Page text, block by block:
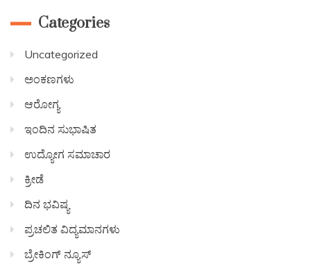
Categories
Uncategorized
ಅಂಕಣಗಳು
ಆರೋಗ್ಯ
ಇಂದಿನ ಸುಭಾಷಿತ
ಉದ್ಯೋಗ ಸಮಾಚಾರ
ಕ್ರೀಡೆ
ದಿನ ಭವಿಷ್ಯ
ಪ್ರಚಲಿತ ವಿದ್ಯಮಾನಗಳು
ಬ್ರೇಕಿಂಗ್ ನ್ಯೂಸ್